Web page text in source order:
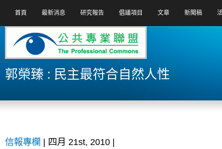
首頁 最新消息 研究報告 倡議項目 文章 新聞稿
郭榮臻 : 民主最符合自然人性
信報專欄 | 四月 21st, 2010 |